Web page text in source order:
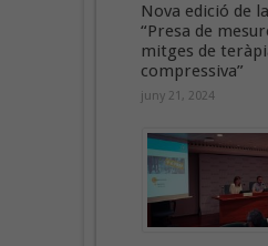
Nova edició de
“Presa de
mitges de
compressiva”
juny 21, 2024